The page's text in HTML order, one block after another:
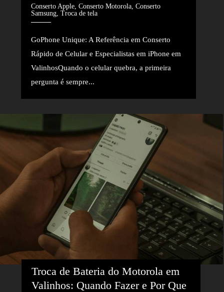
Conserto Apple, Conserto Motorola, Conserto
Samsung, Troca de tela
GoPhone Unique: A Referência em Conserto
Rápido de Celular e Especialistas em iPhone em
ValinhosQuando o celular quebra, a primeira
pergunta é sempre...
Troca de Bateria do Motorola em
Valinhos: Quando Fazer e Por Que